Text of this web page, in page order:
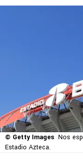
© Getty Images Nos
Estadio Azteca.